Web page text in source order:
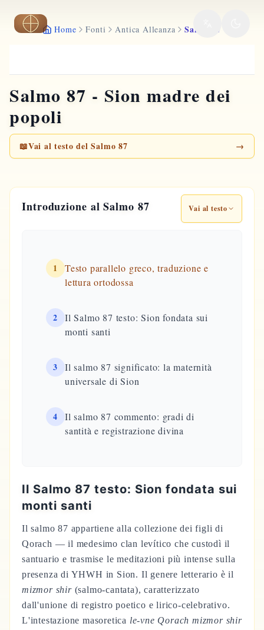
Vai al contenuto principale
Home Fonti Antica Alleanza Salmo 87
Salmo 87 - Sion madre dei
popoli
📖Vai al testo del Salmo 87 →
Introduzione al Salmo 87 Vai al testo
1
Testo parallelo greco, traduzione e
lettura ortodossa
2
Il Salmo 87 testo: Sion fondata sui
monti santi
3
Il salmo 87 significato: la maternità
universale di Sion
4
Il salmo 87 commento: gradi di
santità e registrazione divina
Il Salmo 87 testo: Sion fondata sui
monti santi
Il salmo 87 appartiene alla collezione dei figli di
Qorach — il medesimo clan levítico che custodì il
santuario e trasmise le meditazioni più intense sulla
presenza di YHWH in Sion. Il genere letterario è il
mizmor shir(salmo-cantata), caratterizzato
dall'unione di registro poetico e lirico-celebrativo.
L'intestazione masoretica le-vne Qorach mizmor shir